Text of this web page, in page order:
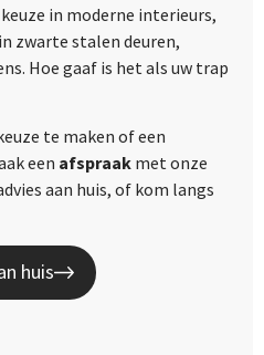
in moderne interieurs,
zwarte stalen deuren,
Hoe gaaf is het als uw trap
te maken of een
een afspraak met onze
aan huis, of kom langs
huis